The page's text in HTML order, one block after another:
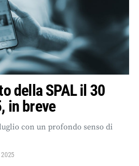
della SPAL il 30
in breve
con un profondo senso di